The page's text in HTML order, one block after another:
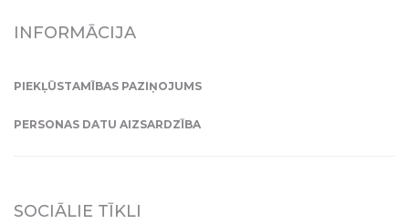
INFORMĀCIJA
PIEKĻŪSTAMĪBAS PAZIŅOJUMS
PERSONAS DATU AIZSARDZĪBA
SOCIĀLIE TĪKLI